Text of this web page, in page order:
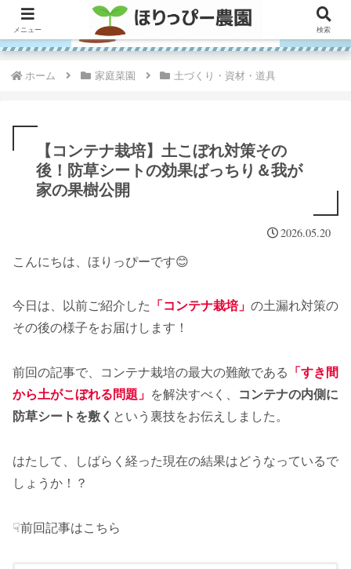
ホーム 家庭菜園 土づくり・資材・道具
【コンテナ栽培】土こぼれ対策その
後！防草シートの効果ばっちり＆我が
家の果樹公開
2026.05.20
こんにちは、ほりっぴーです😊
今日は、以前ご紹介した 「コンテナ栽培」 の土漏れ対策の
その後の様子をお届けします！
前回の記事で、コンテナ栽培の最大の難敵である
「すき間
から土がこぼれる問題」 を解決すべく、
コンテナの内側に
防草シートを敷く という裏技をお伝えしました。
はたして、しばらく経った現在の結果はどうなっているで
しょうか！？
☟前回記事はこちら
メニュー 検索